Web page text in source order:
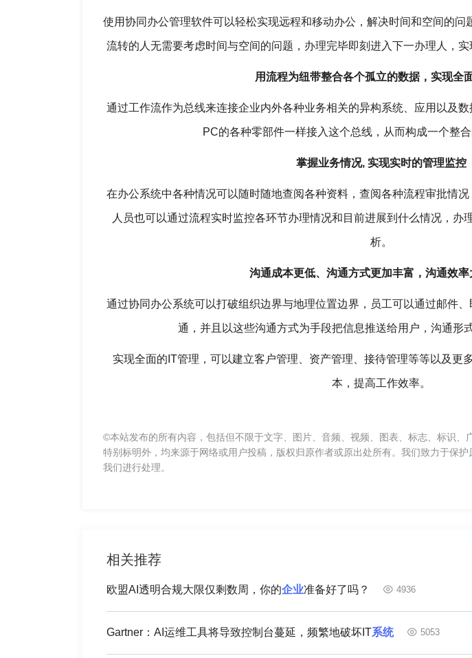
使用协同办公管理软件可以轻松实现远程和移动办公，解决时间和空间的问
流转的人无需要考虑时间与空间的问题，办理完毕即刻进入下一办理人，实
用流程为纽带整合各个孤立的数据，实现全
通过工作流作为总线来连接企业内外各种业务相关的异构系统、应用以及
PC的各种零部件一样接入这个总线，从而构成一个整合
掌握业务情况, 实现实时的管理监控
在办公系统中各种情况可以随时随地查阅各种资料，查阅各种流程审批情
人员也可以通过流程实时监控各环节办理情况和目前进展到什么情况，办
析。
沟通成本更低、沟通方式更加丰富，沟通效率
通过协同办公系统可以打破组织边界与地理位置边界，员工可以通过邮件
通，并且以这些沟通方式为手段把信息推送给用户，沟通形
实现全面的IT管理，可以建立客户管理、资产管理、接待管理等等以及更
本，提高工作效率。
©本站发布的所有内容，包括但不限于文字、图片、音频、视频、图表、标志、标识、
特别标明外，均来源于网络或用户投稿，版权归原作者或原出处所有。我们致力于保
我们进行处理。
相关推荐
欧盟AI透明合规大限仅剩数周，你的企业准备好了吗？ 4936
Gartner：AI运维工具将导致控制台蔓延，频繁地破坏IT系统 5053